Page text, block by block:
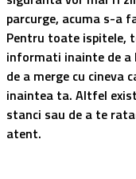
parcurge, acuma s-a
Pentru toate ispitele,
informati inainte de a
de a merge cu cineva
inaintea ta. Altfel
stanci sau de a te
atent.